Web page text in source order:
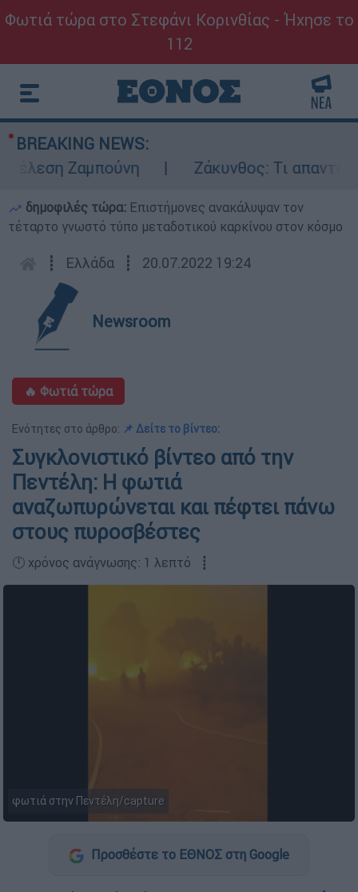
Φωτιά τώρα στο Στεφάνι Κορινθίας - Ήχησε το
112
BREAKING NEWS:
Ζαμπούνη
Ζάκυνθος: Τι απαντά η
δημοφιλές τώρα: Επιστήμονες ανακάλυψαν τον
τέταρτο γνωστό τύπο μεταδοτικού καρκίνου στον κόσμο
┋ Ελλάδα ┋ 20.07.2022 19:24
Newsroom
🔥 Φωτιά τώρα
Ενότητες στο άρθρο: 📌 Δείτε το βίντεο:
Συγκλονιστικό βίντεο από την
Πεντέλη: H φωτιά
αναζωπυρώνεται και πέφτει πάνω
στους πυροσβέστες
🕛 χρόνος ανάγνωσης: 1 λεπτό ┋
φωτιά στην Πεντέλη/capture
Προσθέστε το ΕΘΝΟΣ στη Google